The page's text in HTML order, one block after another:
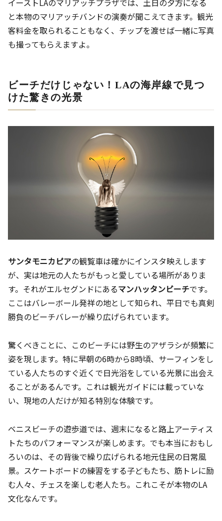
イーストLAのマリアッチプラザでは、土日の夕方になる
と本物のマリアッチバンドの演奏が聞こえてきます。観光
客料金を取られることもなく、チップを渡せば一緒に写真
も撮ってもらえますよ。
ビーチだけじゃない！LAの海岸線で見つ
けた驚きの光景
サンタモニカピアの観覧車は確かにインスタ映えします
が、実は地元の人たちがもっと愛している場所がありま
す。それがエルセグンドにあるマンハッタンビーチです。
ここはバレーボール発祥の地として知られ、平日でも真剣
勝負のビーチバレーが繰り広げられています。
驚くべきことに、このビーチには野生のアザラシが頻繁に
姿を現します。特に早朝の6時から8時頃、サーフィンをし
ている人たちのすぐ近くで日光浴をしている光景に出会え
ることがあるんです。これは観光ガイドには載っていな
い、現地の人だけが知る特別な体験です。
ベニスビーチの遊歩道では、週末になると路上アーティス
トたちのパフォーマンスが楽しめます。でも本当におもし
ろいのは、その背後で繰り広げられる地元住民の日常風
景。スケートボードの練習をする子どもたち、筋トレに励
む人々、チェスを楽しむ老人たち。これこそが本物のLA
文化なんです。